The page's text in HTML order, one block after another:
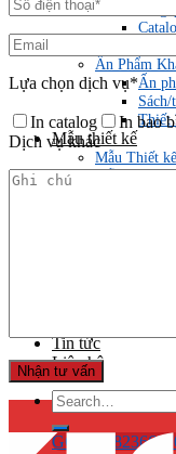
Ấn Phẩm
Ấn
Thiết
Mẫu thiết kế
Mẫu Thiết
Mẫu thiết kế
Tin tức
Liên hệ
GỌI :
Lựa chọn dịch vụ*
In catalog In bao
Dịch vụ khác